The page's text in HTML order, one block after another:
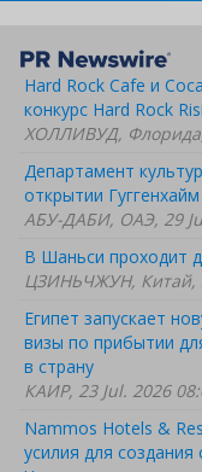
Hard Rock Cafe и
конкурс Hard Rock
ХОЛЛИВУД,
Департамент
открытии
АБУ-ДАБИ, ОАЭ, 29
В Шаньси проходит
ЦЗИНЬЧЖУН, Китай,
Египет запускает
визы по прибытии
в страну
КАИР, 23 Jul. 2026
Nammos Hotels &
усилия для